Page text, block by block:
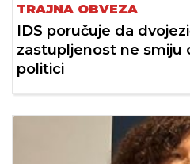
TRAJNA OBVEZA
IDS poručuje da
zastupljenost ne smiju
politici